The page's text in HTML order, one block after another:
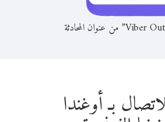
بـ أوغندا